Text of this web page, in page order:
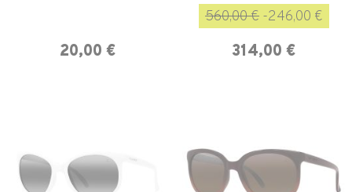
Prix
20,00 €
Prix de base
560,00 € -246,00 €
314,00 €